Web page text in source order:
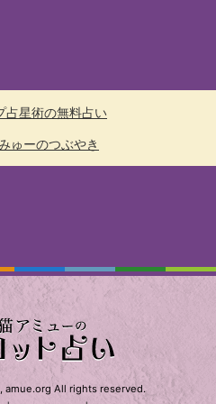
占星術の無料占い
ゅーのつぶやき
All rights reserved.